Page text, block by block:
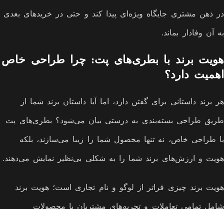
در ذهن مشتری جایگاه ویژه‌ای پیدا کند و حتی در خریدهای بعدی
به آن وفادار بماند.
هویت برند با بطری‌های پت: چرا طراحی خاص
اهمیت دارد؟
هر برند داستانی برای گفتن دارد، اما آیا داستان برند شما از
طریق طراحی بسته‌بندی به درستی بیان می‌شود؟ بطری‌های پت
با طراحی خاص، نه تنها محصول شما را زیبا می‌سازند، بلکه
هویت و ارزش‌های برند شما را به شکلی بی‌نظیر نمایش می‌دهند.
هویت برند چیزی فراتر از لوگو و نام تجاری است؛ هویت برند
شامل تمامی تعاملات و تجربه‌های مشتریان با محصولات